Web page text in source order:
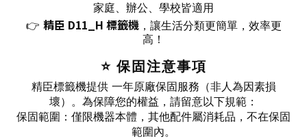
家庭、辦公、學校皆適用
👉 精臣 D11_H 標籤機，讓生活分類更簡單，效率更
高！
⭐ 保固注意事項
精臣標籤機提供 一年原廠保固服務（非人為因素損
壞）。為保障您的權益，請留意以下規範：
保固範圍：僅限機器本體，其他配件屬消耗品，不在保固
範圍內。